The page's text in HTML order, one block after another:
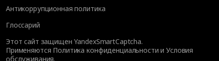
Антикоррупционная политика
Глоссарий
Этот сайт защищен YandexSmartCaptcha.
Применяются Политика конфиденциальности иУсловия
обслуживания.